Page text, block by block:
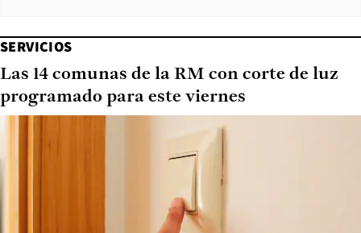
SERVICIOS
Las 14 comunas de la RM con corte de luz
programado para este viernes